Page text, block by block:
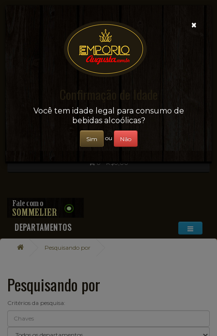
Sua conveniência e adega on-line!
0 - R$0,00
DEPARTAMENTOS
Pesquisando por
Pesquisando por
Critérios da pesquisa:
×
Confirmação de Idade
Você tem idade legal para consumo de
bebidas alcoólicas?
Sim ou Não